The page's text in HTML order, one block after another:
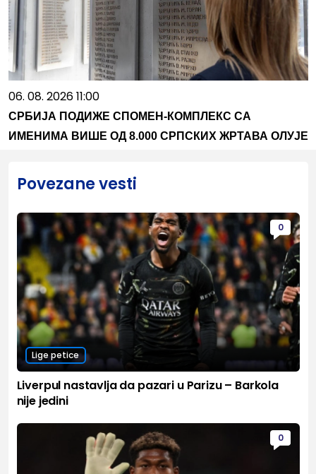
06. 08. 2026 11:00
СРБИЈА ПОДИЖЕ СПОМЕН-КОМПЛЕКС СА
ИМЕНИМА ВИШЕ ОД 8.000 СРПСКИХ ЖРТАВА ОЛУЈЕ
Povezane vesti
0
Lige petice
Liverpul nastavlja da pazari u Parizu – Barkola
nije jedini
0